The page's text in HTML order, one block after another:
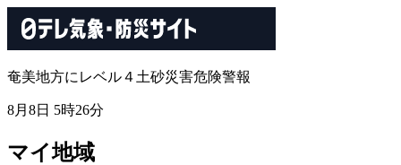
奄美地方にレベル４土砂災害危険警報
8月8日 5時26分
マイ地域